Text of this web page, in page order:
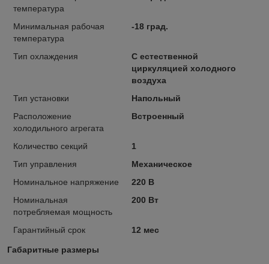
температура
Минимальная рабочая
температура
-18 град.
Тип охлаждения
С естественной
циркуляцией холодного
воздуха
Тип установки
Напольный
Расположение
холодильного агрегата
Встроенный
Количество секций
1
Тип управления
Механическое
Номинальное напряжение
220 В
Номинальная
потребляемая мощность
200 Вт
Гарантийный срок 12 мес
Габаритные размеры